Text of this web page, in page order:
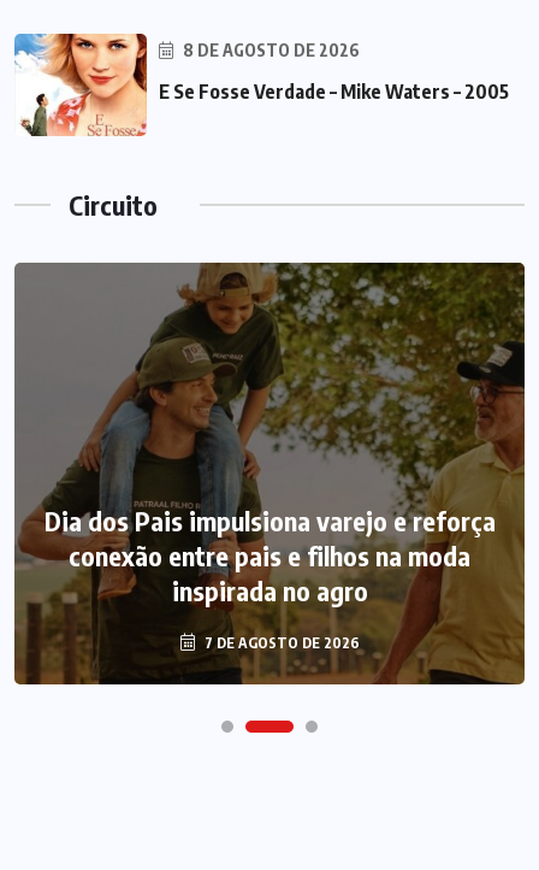
8 DE AGOSTO DE 2026
E Se Fosse Verdade – Mike Waters – 2005
Circuito
Dia dos Pais impulsiona varejo e reforça
conexão entre pais e filhos na moda
inspirada no agro
7 DE AGOSTO DE 2026